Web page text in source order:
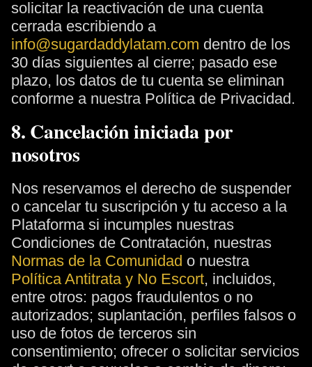
solicitar la reactivación de una cuenta
cerrada escribiendo a
info@sugardaddylatam.com dentro de los
30 días siguientes al cierre; pasado ese
plazo, los datos de tu cuenta se eliminan
conforme a nuestra Política de Privacidad.
8. Cancelación iniciada por
nosotros
Nos reservamos el derecho de suspender
o cancelar tu suscripción y tu acceso a la
Plataforma si incumples nuestras
Condiciones de Contratación, nuestras
Normas de la Comunidad o nuestra
Política Antitrata y No Escort, incluidos,
entre otros: pagos fraudulentos o no
autorizados; suplantación, perfiles falsos o
uso de fotos de terceros sin
consentimiento; ofrecer o solicitar servicios